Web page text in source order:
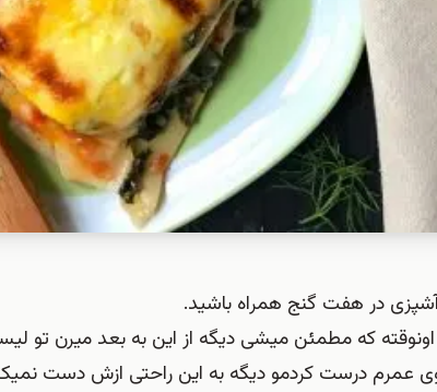
آشپزی در هفت گنج همراه باشید.
که مطمئن میشی دیگه از این به بعد میرن تو
توی عمرم درست کردمو دیگه به این راحتی ازش دست